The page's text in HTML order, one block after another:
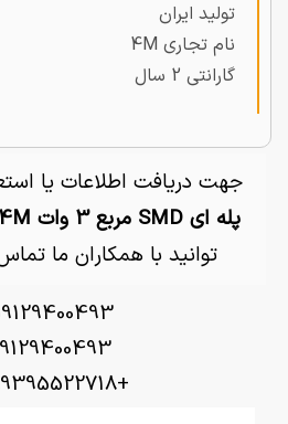
تولید ایران
نام تجاری 4M
گارانتی 2 سال
جهت دریافت اطلاعات یا
پله ای SMD مربع 3 وات 4M فورام بایکال 7
توانید با همکاران ما
+989395522718